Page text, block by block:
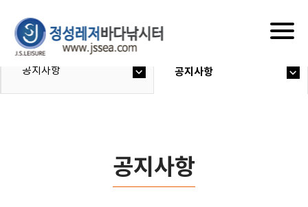
공지사항 공지사항
공지사항